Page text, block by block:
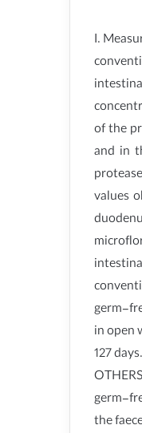
I.
of the
and in
values
germ-
in open
127
germ-
the